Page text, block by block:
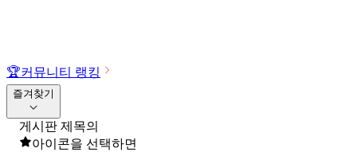
🏆커뮤니티 랭킹
즐겨찾기
게시판 제목의
아이콘을 선택하면